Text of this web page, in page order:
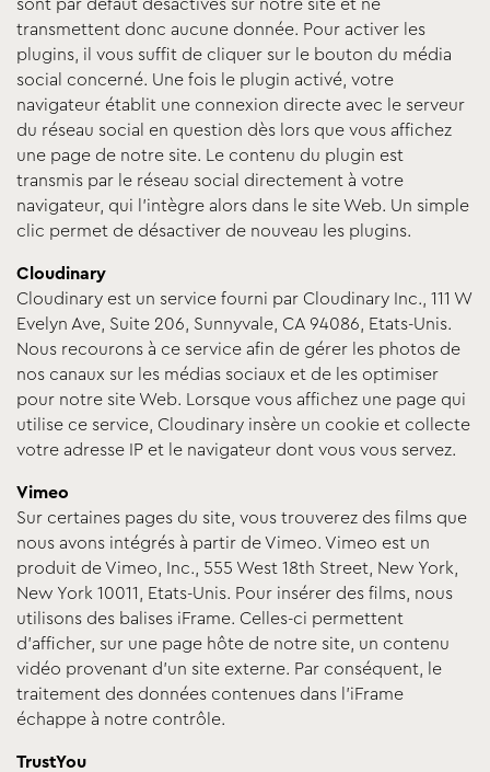
sont par défaut désactivés sur notre site et ne
transmettent donc aucune donnée. Pour activer les
plugins, il vous suffit de cliquer sur le bouton du média
social concerné. Une fois le plugin activé, votre
navigateur établit une connexion directe avec le serveur
du réseau social en question dès lors que vous affichez
une page de notre site. Le contenu du plugin est
transmis par le réseau social directement à votre
navigateur, qui l’intègre alors dans le site Web. Un simple
clic permet de désactiver de nouveau les plugins.
Cloudinary
Cloudinary est un service fourni par Cloudinary Inc., 111 W
Evelyn Ave, Suite 206, Sunnyvale, CA 94086, Etats-Unis.
Nous recourons à ce service afin de gérer les photos de
nos canaux sur les médias sociaux et de les optimiser
pour notre site Web. Lorsque vous affichez une page qui
utilise ce service, Cloudinary insère un cookie et collecte
votre adresse IP et le navigateur dont vous vous servez.
Vimeo
Sur certaines pages du site, vous trouverez des films que
nous avons intégrés à partir de Vimeo. Vimeo est un
produit de Vimeo, Inc., 555 West 18th Street, New York,
New York 10011, Etats-Unis. Pour insérer des films, nous
utilisons des balises iFrame. Celles-ci permettent
d’afficher, sur une page hôte de notre site, un contenu
vidéo provenant d’un site externe. Par conséquent, le
traitement des données contenues dans l’iFrame
échappe à notre contrôle.
TrustYou